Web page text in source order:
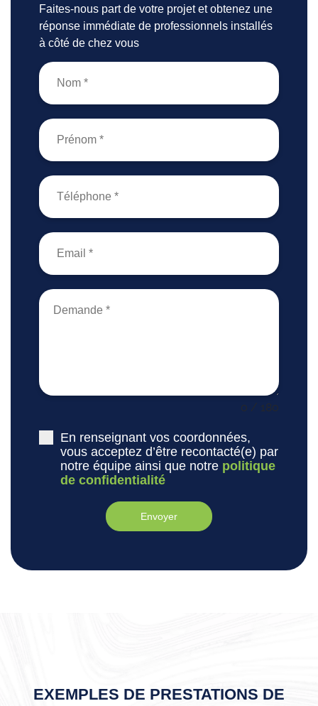
Faites-nous part de votre projet et obtenez une
réponse immédiate de professionnels installés
à côté de chez vous
0 / 180
En renseignant vos coordonnées,
vous acceptez d’être recontacté(e) par
notre équipe ainsi que notre politique
de confidentialité
Envoyer
EXEMPLES DE PRESTATIONS DE